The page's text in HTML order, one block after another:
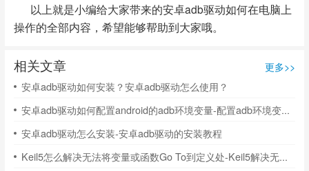
以上就是小编给大家带来的安卓adb驱动如何在电脑上
操作的全部内容，希望能够帮助到大家哦。
相关文章
更多>>
安卓adb驱动如何安装？安卓adb驱动怎么使用？
安卓adb驱动如何配置android的adb环境变量-配置adb环境变量的方法
安卓adb驱动怎么安装-安卓adb驱动的安装教程
Keil5怎么解决无法将变量或函数Go To到定义处-Keil5解决无法将变量或函数Go To到定义处的方法